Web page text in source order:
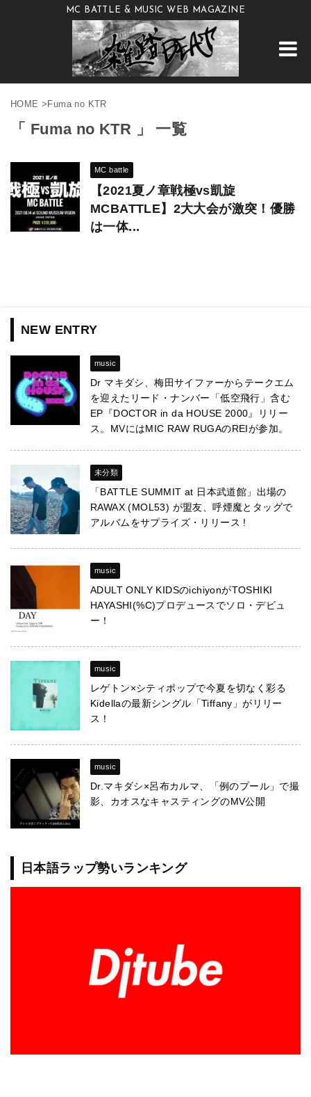
MC BATTLE & MUSIC WEB MAGAZINE
HOME > Fuma no KTR
「 Fuma no KTR 」 一覧
MC battle
【2021夏ノ章戦極vs凱旋
MCBATTLE】2大大会が激突！優勝
は一体...
NEW ENTRY
music
Dr マキダシ、梅田サイファーからテークエム
を迎えたリード・ナンバー「低空飛行」含む
EP『DOCTOR in da HOUSE 2000』リリー
ス。MVにはMIC RAW RUGAのREIが参加。
未分類
「BATTLE SUMMIT at 日本武道館」出場の
RAWAX (MOL53) が盟友、呼煙魔とタッグで
アルバムをサプライズ・リリース !
music
ADULT ONLY KIDSのichiyonがTOSHIKI
HAYASHI(%C)プロデュースでソロ・デビュ
ー！
music
レゲトン×シティポップで今夏を切なく彩る
Kidellaの最新シングル「Tiffany」がリリー
ス！
music
Dr.マキダシ×呂布カルマ、「例のプール」で撮
影、カオスなキャスティングのMV公開
日本語ラップ勢いランキング